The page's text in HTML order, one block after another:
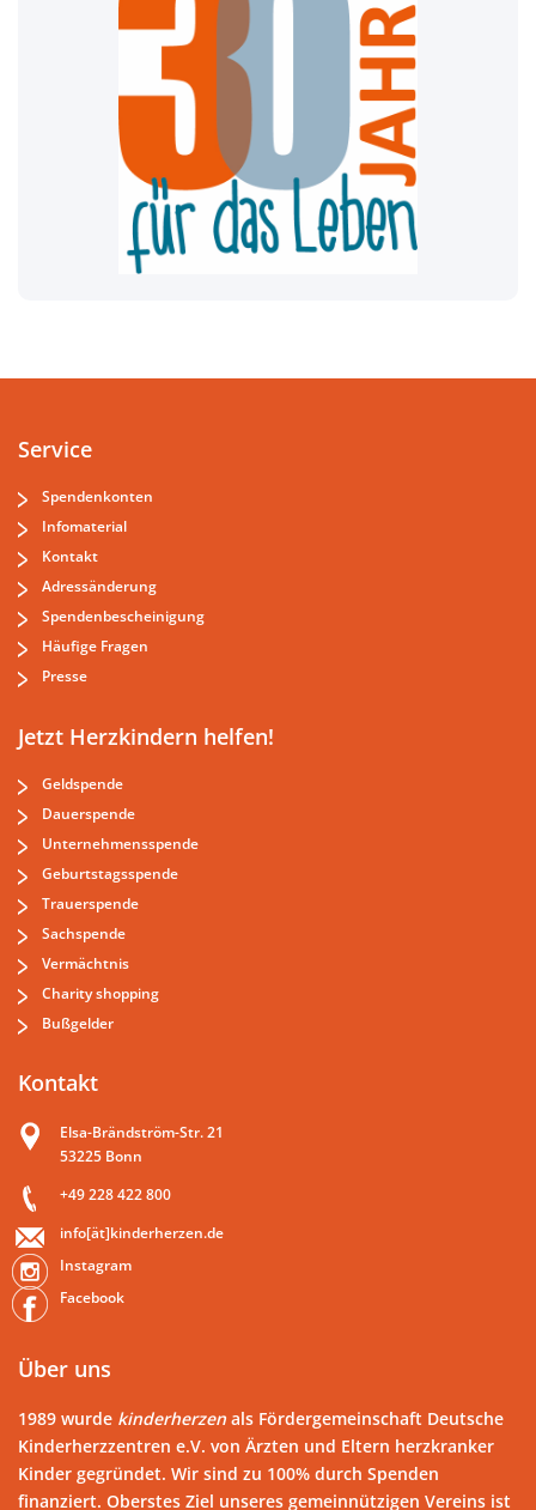
Service
Spendenkonten
Infomaterial
Kontakt
Adressänderung
Spendenbescheinigung
Häufige Fragen
Presse
Jetzt Herzkindern helfen!
Geldspende
Dauerspende
Unternehmensspende
Geburtstagsspende
Trauerspende
Sachspende
Vermächtnis
Charity shopping
Bußgelder
Kontakt
Elsa-Brändström-Str. 21
53225 Bonn
+49 228 422 800
info[ät]kinderherzen.de
Instagram
Facebook
Über uns
1989 wurde kinderherzen als Fördergemeinschaft Deutsche
Kinderherzzentren e.V. von Ärzten und Eltern herzkranker
Kinder gegründet. Wir sind zu 100% durch Spenden
finanziert. Oberstes Ziel unseres gemeinnützigen Vereins ist